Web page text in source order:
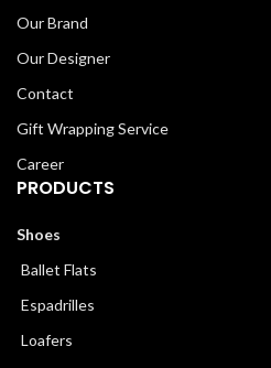
Our Brand
Our Designer
Contact
Gift Wrapping Service
Career
PRODUCTS
Shoes
Ballet Flats
Espadrilles
Loafers